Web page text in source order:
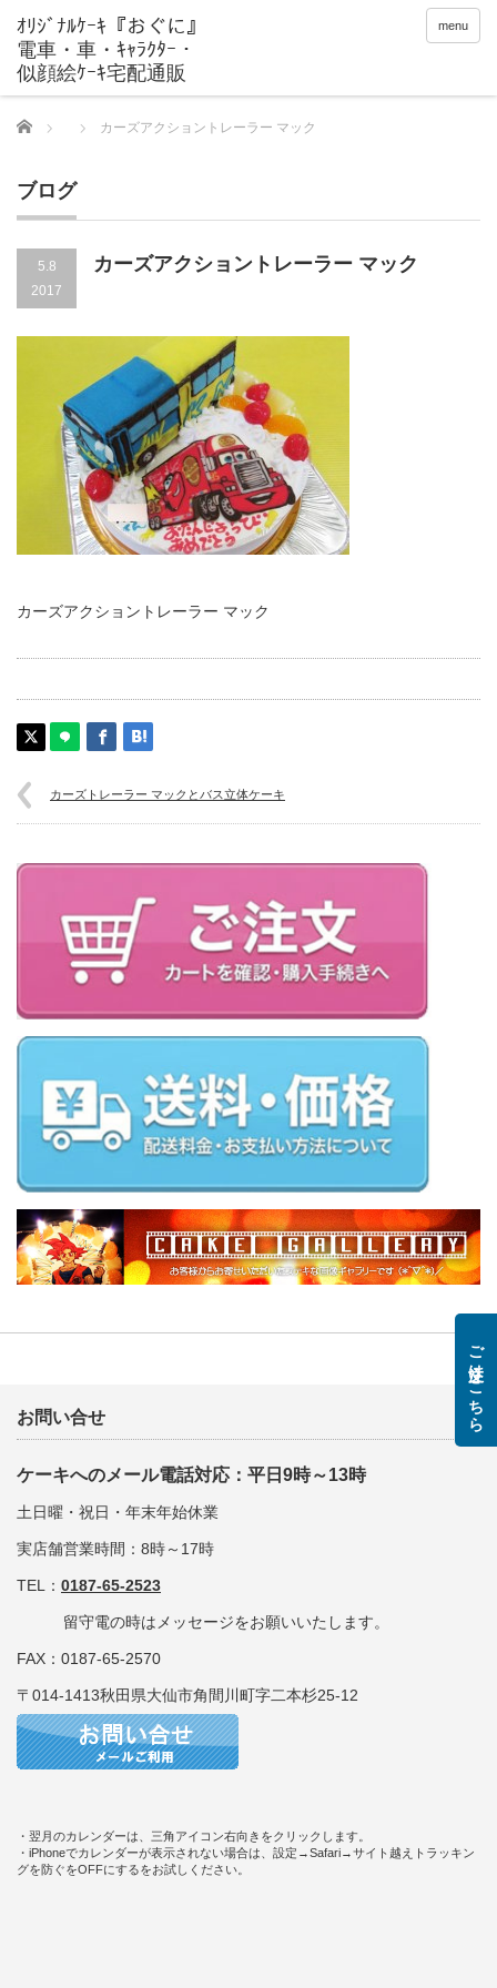
menu
Home カーズアクショントレーラー マック
ブログ
5.8
2017
カーズアクショントレーラー マック
カーズアクショントレーラー マック
カーズトレーラー マックとバス立体ケーキ
お問い合せ
ケーキへのメール電話対応：平日9時～13時
土日曜・祝日・年末年始休業
実店舗営業時間：8時～17時
TEL： 0187-65-2523
留守電の時はメッセージをお願いいたします。
FAX：0187-65-2570
〒014-1413秋田県大仙市角間川町字二本杉25-12
・翌月のカレンダーは、三角アイコン右向きをクリックします。
・iPhoneでカレンダーが表示されない場合は、設定→Safari→サイト越えトラッキン
グを防ぐをOFFにするをお試しください。
ご注文はこちら